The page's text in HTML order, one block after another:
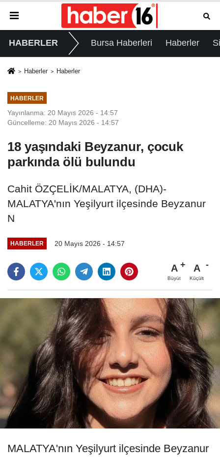
HABERLER Bursa Haberleri Haberler
Haberler Haberler
HABERLER
Yayınlanma: 20 Mayıs 2026 - 14:57
Güncelleme: 20 Mayıs 2026 - 14:57
18 yaşındaki Beyzanur, çocuk
parkında ölü bulundu
Cahit ÖZÇELİK/MALATYA, (DHA)-
MALATYA'nın Yeşilyurt ilçesinde Beyzanur
N
HABERLER 20 Mayıs 2026 - 14:57
A
Büyüt
A
Küçült
MALATYA'nın Yeşilyurt ilçesinde Beyzanur